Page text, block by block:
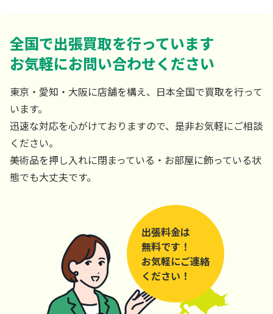
全国で出張買取を行っています
お気軽にお問い合わせください
東京・愛知・大阪に店舗を構え、日本全国で買取を行って
います。
迅速な対応を心がけておりますので、是非お気軽にご相談
ください。
美術品を押し入れに閉まっている・お部屋に飾っている状
態でも大丈夫です。
出張料金は
無料です！
お気軽にご連絡
ください！